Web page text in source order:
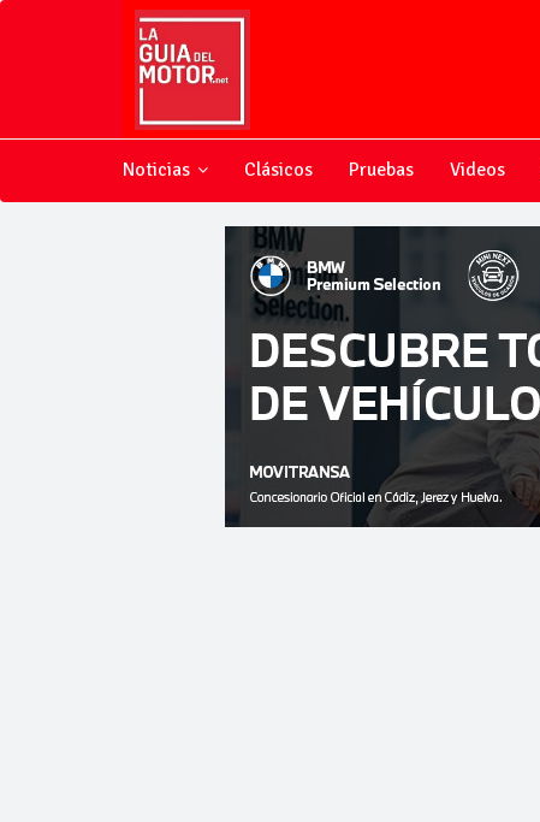
Noticias Clásicos Pruebas Videos